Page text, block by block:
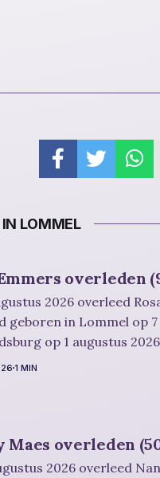
LOMMEL
overleden
2026 overleed
geboren in Lommel op
op 1 augustus
De afscheidsplechtigheid van
1 MIN
Maes overleden
2026 overleed